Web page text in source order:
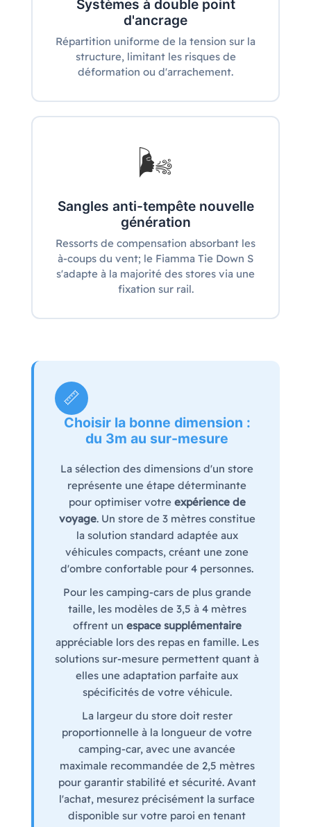
Systèmes à double point
d'ancrage
Répartition uniforme de la tension sur la
structure, limitant les risques de
déformation ou d'arrachement.
🌬️
Sangles anti-tempête nouvelle
génération
Ressorts de compensation absorbant les
à-coups du vent; le Fiamma Tie Down S
s'adapte à la majorité des stores via une
fixation sur rail.
📏
Choisir la bonne dimension :
du 3m au sur-mesure
La sélection des dimensions d'un store
représente une étape déterminante
pour optimiser votre expérience de
voyage. Un store de 3 mètres constitue
la solution standard adaptée aux
véhicules compacts, créant une zone
d'ombre confortable pour 4 personnes.
Pour les camping-cars de plus grande
taille, les modèles de 3,5 à 4 mètres
offrent un espace supplémentaire
appréciable lors des repas en famille. Les
solutions sur-mesure permettent quant à
elles une adaptation parfaite aux
spécificités de votre véhicule.
La largeur du store doit rester
proportionnelle à la longueur de votre
camping-car, avec une avancée
maximale recommandée de 2,5 mètres
pour garantir stabilité et sécurité. Avant
l'achat, mesurez précisément la surface
disponible sur votre paroi en tenant